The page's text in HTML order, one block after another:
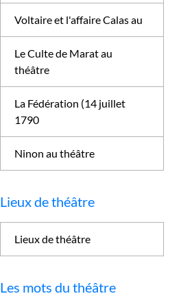
Voltaire et l'affaire Calas au
Le Culte de Marat au
théâtre
La Fédération (14 juillet
1790
Ninon au théâtre
Lieux de théâtre
Lieux de théâtre
Les mots du théâtre